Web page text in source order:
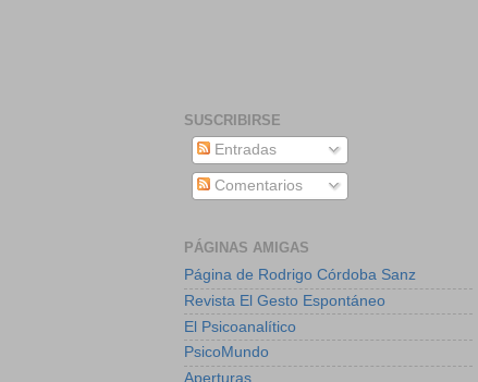
SUSCRIBIRSE
Entradas
Comentarios
PÁGINAS AMIGAS
Página de Rodrigo Córdoba Sanz
Revista El Gesto Espontáneo
El Psicoanalítico
PsicoMundo
Aperturas